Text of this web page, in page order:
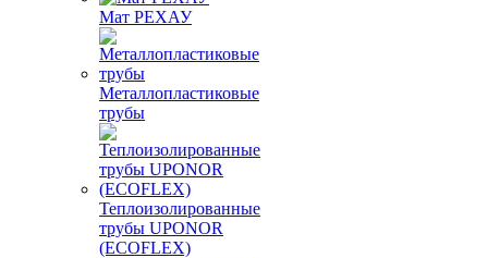
Мат РЕХАУ
Металлопластиковые
трубы
Теплоизолированные
трубы UPONOR
(ECOFLEX)